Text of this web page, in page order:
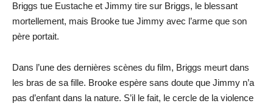
Briggs tue Eustache et Jimmy tire sur Briggs, le blessant
mortellement, mais Brooke tue Jimmy avec l’arme que son
père portait.
Dans l’une des dernières scènes du film, Briggs meurt dans
les bras de sa fille. Brooke espère sans doute que Jimmy n’a
pas d’enfant dans la nature. S’il le fait, le cercle de la violence